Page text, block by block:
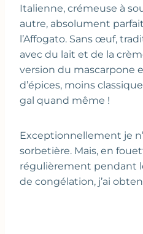
Italienne, crémeuse à
autre, absolument
l’Affogato. Sans œuf,
avec du lait et de la
version du mascarpone
d’épices, moins
gal quand même !
Exceptionnellement je
sorbetière. Mais, en
régulièrement pendant
de congélation, j’ai